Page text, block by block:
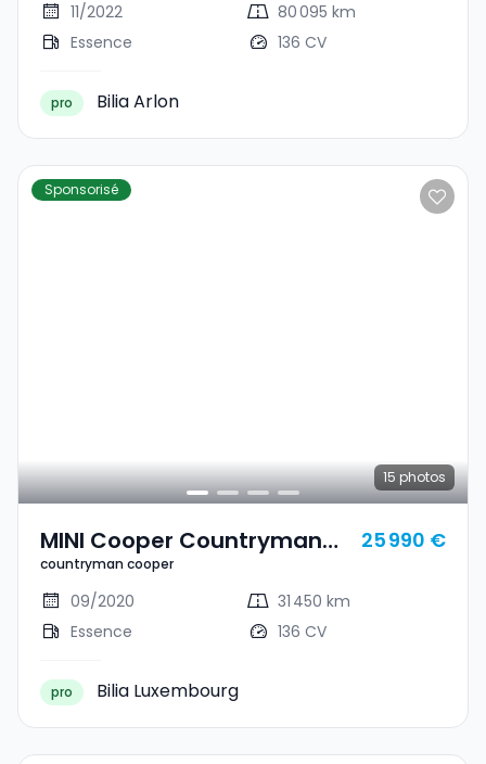
11/2022
80 095 km
Essence
136 CV
pro Bilia Arlon
Sponsorisé
15 photos
MINI Cooper Countryman
Countryman Cooper
countryman cooper
25 990 €
09/2020
31 450 km
Essence
136 CV
pro Bilia Luxembourg